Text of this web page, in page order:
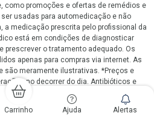
Carrinho Ajuda Alertas
promoções e ofertas de remédios e
usadas para automedicação e não
a medicação prescrita pelo profissional da
está em condições de diagnosticar
prescrever o tratamento adequado. Os
apenas para compras via internet. As
meramente ilustrativas. *Preços e
no decorrer do dia. Antibióticos e
lojas físicas ou televendas. Portaria nº
Saúde. Horário de funcionamento Central
4003 3393 ou 0800 779 8767 de